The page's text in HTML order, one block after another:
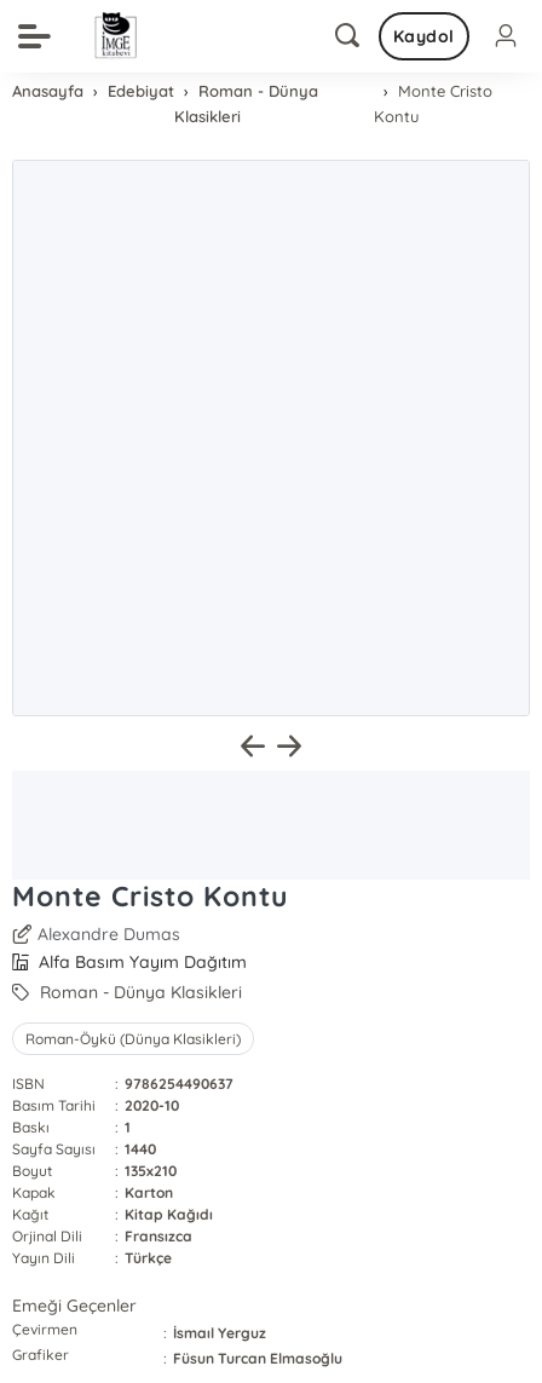
Kaydol
Anasayfa Edebiyat
Roman - Dünya
Klasikleri
Monte Cristo
Kontu
Monte Cristo Kontu
Alexandre Dumas
Alfa Basım Yayım Dağıtım
Roman - Dünya Klasikleri
Roman-Öykü (Dünya Klasikleri)
ISBN : 9786254490637
Basım Tarihi
: 2020-10
Baskı
: 1
Sayfa Sayısı
: 1440
Boyut
: 135x210
Kapak
: Karton
Kağıt
: Kitap Kağıdı
Orjinal Dili
: Fransızca
Yayın Dili
: Türkçe
Emeği Geçenler
Çevirmen : İsmaıl Yerguz
Grafiker
: Füsun Turcan Elmasoğlu